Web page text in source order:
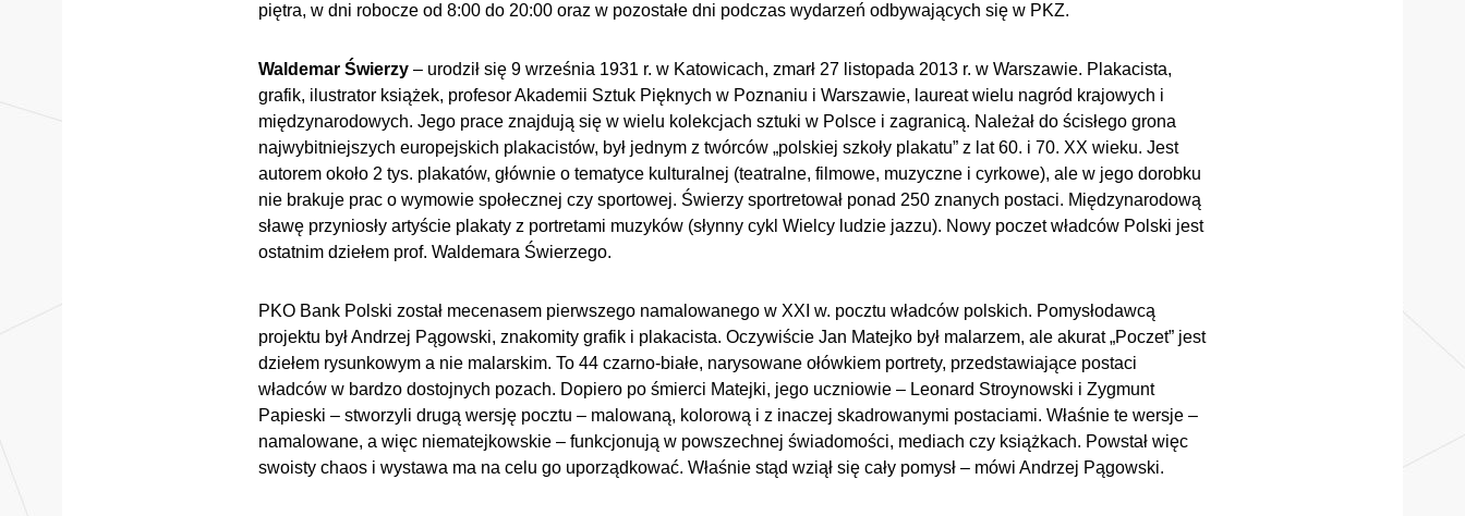
piętra, w dni robocze od 8:00 do 20:00 oraz w pozostałe dni podczas wydarzeń odbywających się w PKZ.
Waldemar Świerzy – urodził się 9 września 1931 r. w Katowicach, zmarł 27 listopada 2013 r. w Warszawie. Plakacista,
grafik, ilustrator książek, profesor Akademii Sztuk Pięknych w Poznaniu i Warszawie, laureat wielu nagród krajowych i
międzynarodowych. Jego prace znajdują się w wielu kolekcjach sztuki w Polsce i zagranicą. Należał do ścisłego grona
najwybitniejszych europejskich plakacistów, był jednym z twórców „polskiej szkoły plakatu” z lat 60. i 70. XX wieku. Jest
autorem około 2 tys. plakatów, głównie o tematyce kulturalnej (teatralne, filmowe, muzyczne i cyrkowe), ale w jego dorobku
nie brakuje prac o wymowie społecznej czy sportowej. Świerzy sportretował ponad 250 znanych postaci. Międzynarodową
sławę przyniosły artyście plakaty z portretami muzyków (słynny cykl Wielcy ludzie jazzu). Nowy poczet władców Polski jest
ostatnim dziełem prof. Waldemara Świerzego.
PKO Bank Polski został mecenasem pierwszego namalowanego w XXI w. pocztu władców polskich. Pomysłodawcą
projektu był Andrzej Pągowski, znakomity grafik i plakacista. Oczywiście Jan Matejko był malarzem, ale akurat „Poczet” jest
dziełem rysunkowym a nie malarskim. To 44 czarno-białe, narysowane ołówkiem portrety, przedstawiające postaci
władców w bardzo dostojnych pozach. Dopiero po śmierci Matejki, jego uczniowie – Leonard Stroynowski i Zygmunt
Papieski – stworzyli drugą wersję pocztu – malowaną, kolorową i z inaczej skadrowanymi postaciami. Właśnie te wersje –
namalowane, a więc niematejkowskie – funkcjonują w powszechnej świadomości, mediach czy książkach. Powstał więc
swoisty chaos i wystawa ma na celu go uporządkować. Właśnie stąd wziął się cały pomysł – mówi Andrzej Pągowski.